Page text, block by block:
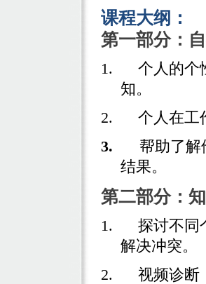
课程大纲：
第一部分：
1.
个人的个
知。
2.
个人在工
3.
帮助了解
结果。
第二部分：
1.
探讨不同
解决冲突。
2.
视频诊断